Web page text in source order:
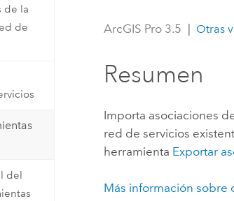
desarrolladores
productos
Todos los sectores
de la
de
del
ArcGIS Pro 3.5 Otras
Resumen
Importa asociaciones
red de servicios
herramienta Exportar
Más información sobre